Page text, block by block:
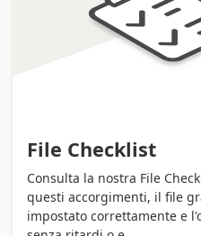
File Checklist
Consulta la nostra File
questi accorgimenti, il file
impostato correttamente e